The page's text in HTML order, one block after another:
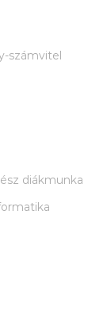
számvitel
diákmunka